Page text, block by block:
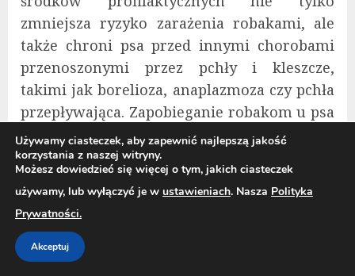
zmniejsza ryzyko zarażenia robakami, ale
także chroni psa przed innymi chorobami
przenoszonymi przez pchły i kleszcze,
takimi jak borelioza, anaplazmoza czy pchła
przepływająca. Zapobieganie robakom u psa
wymaga systematyczności i troski.
Regularne odrobaczanie, utrzymanie
higieny, odpowiednia dieta, unikanie
kontaktu z pasożytami oraz stosowanie
akcesoriów ochronnych to podstawowe
kroki, które pomogą zapewnić zdrowie
Twojemu psu. Pamiętaj, że profilaktyka jest
Używamy ciasteczek, aby zapewnić najlepszą jakość
korzystania z naszej witryny.
Możesz dowiedzieć się więcej o tym, jakich ciasteczek
używamy, lub wyłączyć je w ustawieniach. Nasza Polityka
Prywatności.
Akceptuj